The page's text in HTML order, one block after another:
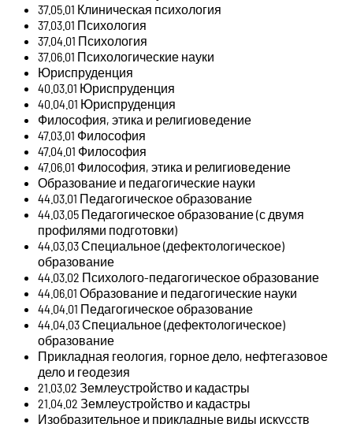
37.05.01 Клиническая психология
37.03.01 Психология
37.04.01 Психология
37.06.01 Психологические науки
Юриспруденция
40.03.01 Юриспруденция
40.04.01 Юриспруденция
Философия, этика и религиоведение
47.03.01 Философия
47.04.01 Философия
47.06.01 Философия, этика и религиоведение
Образование и педагогические науки
44.03.01 Педагогическое образование
44.03.05 Педагогическое образование (с двумя
профилями подготовки)
44.03.03 Специальное (дефектологическое)
образование
44.03.02 Психолого-педагогическое образование
44.06.01 Образование и педагогические науки
44.04.01 Педагогическое образование
44.04.03 Специальное (дефектологическое)
образование
Прикладная геология, горное дело, нефтегазовое
дело и геодезия
21.03.02 Землеустройство и кадастры
21.04.02 Землеустройство и кадастры
Изобразительное и прикладные виды искусств